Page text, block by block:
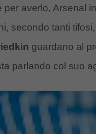
per averlo, Arsenal
secondo tanti
guardano al
parlando col suo